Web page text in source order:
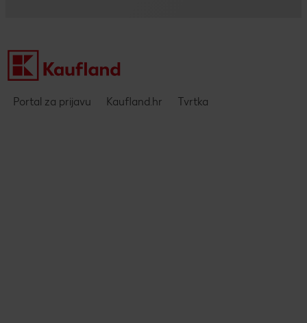
Portal za prijavu Kaufland.hr Tvrtka